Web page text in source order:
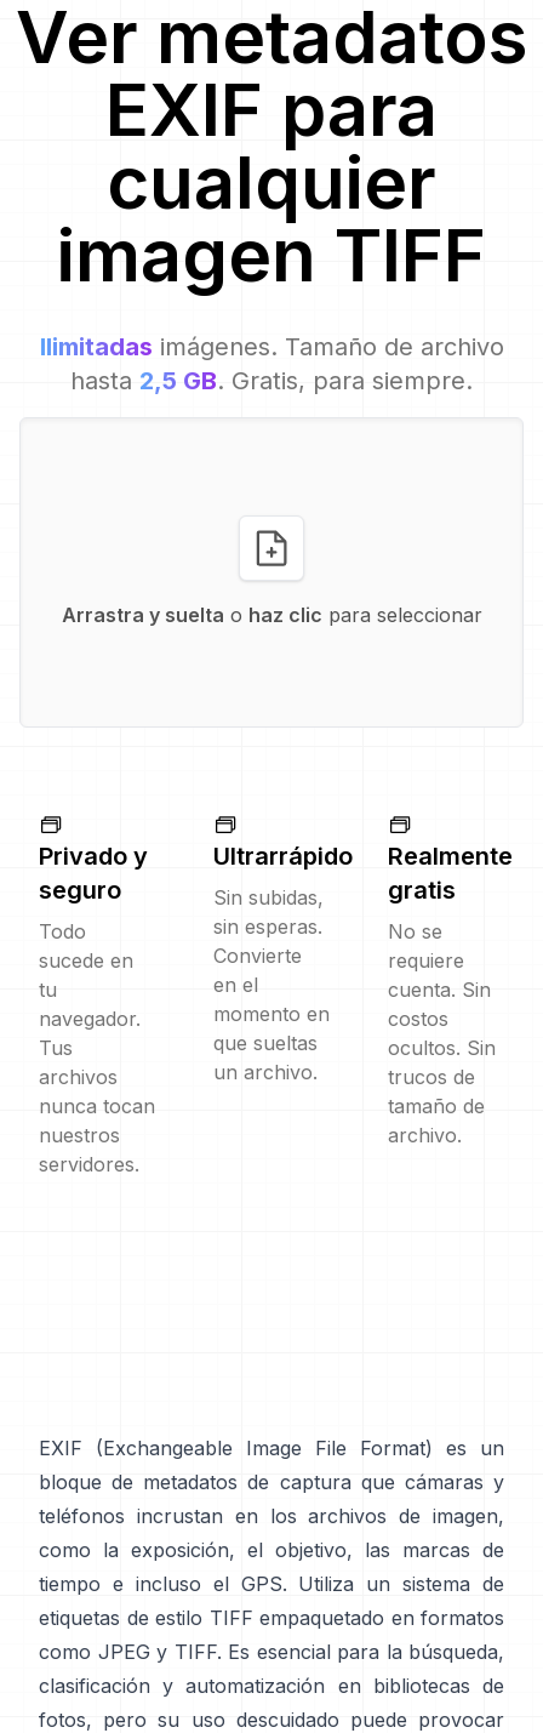
Ver metadatos
EXIF para
cualquier
imagen TIFF
Ilimitadas imágenes. Tamaño de archivo
hasta 2,5 GB. Gratis, para siempre.
Arrastra y suelta o haz clic para seleccionar
Privado y
seguro
Todo
sucede en
tu
navegador.
Tus
archivos
nunca tocan
nuestros
servidores.
Ultrarrápido
Sin subidas,
sin esperas.
Convierte
en el
momento en
que sueltas
un archivo.
Realmente
gratis
No se
requiere
cuenta. Sin
costos
ocultos. Sin
trucos de
tamaño de
archivo.
EXIF (Exchangeable Image File Format) es un
bloque de metadatos de captura que cámaras y
teléfonos incrustan en los archivos de imagen,
como la exposición, el objetivo, las marcas de
tiempo e incluso el GPS. Utiliza un sistema de
etiquetas de estilo TIFF empaquetado en formatos
como JPEG y TIFF. Es esencial para la búsqueda,
clasificación y automatización en bibliotecas de
fotos, pero su uso descuidado puede provocar